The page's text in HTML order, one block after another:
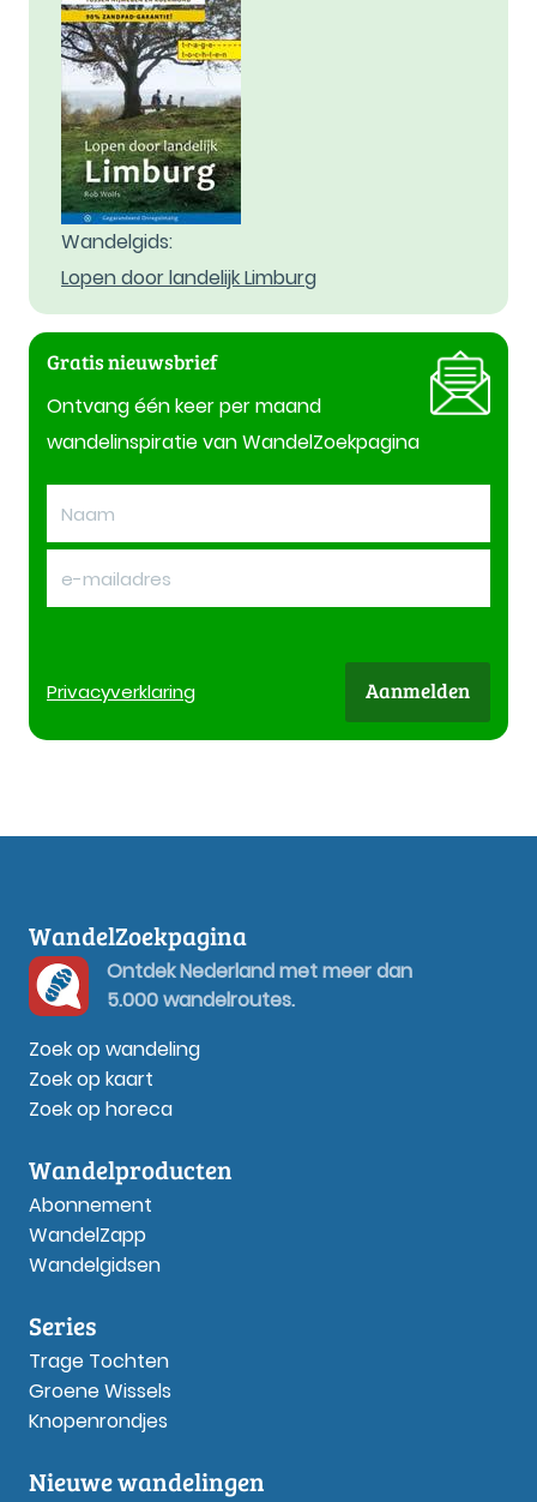
Wandelgids:
Lopen door landelijk Limburg
Gratis nieuwsbrief
Ontvang één keer per maand
wandelinspiratie van WandelZoekpagina
Privacyverklaring Aanmelden
WandelZoekpagina
Ontdek Nederland met meer dan
5.000 wandelroutes.
Zoek op wandeling
Zoek op kaart
Zoek op horeca
Wandelproducten
Abonnement
WandelZapp
Wandelgidsen
Series
Trage Tochten
Groene Wissels
Knopenrondjes
Nieuwe wandelingen